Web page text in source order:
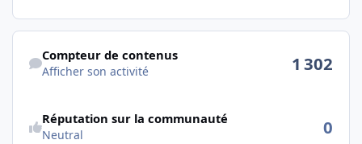
Afficher son activité
Compteur de contenus
Afficher son activité 1 302
Réputation sur la communauté
Neutral 0